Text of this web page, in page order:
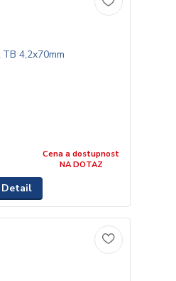
Cena a dostupnost
NA DOTAZ
Detail